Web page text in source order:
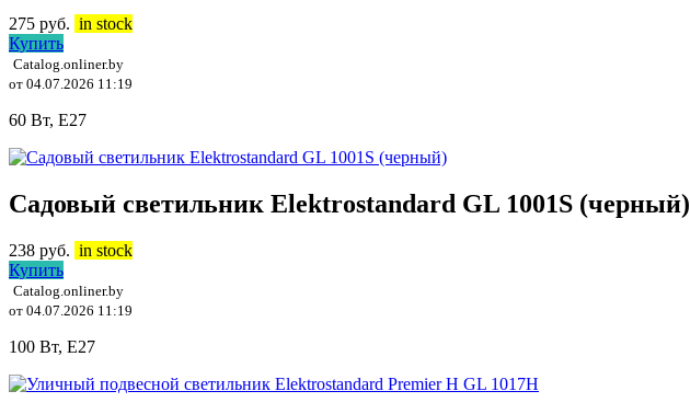
275 руб. in stock
Купить
Catalog.onliner.by
от 04.07.2026 11:19
60 Вт, E27
Садовый светильник Elektrostandard GL 1001S (черный)
238 руб. in stock
Купить
Catalog.onliner.by
от 04.07.2026 11:19
100 Вт, E27